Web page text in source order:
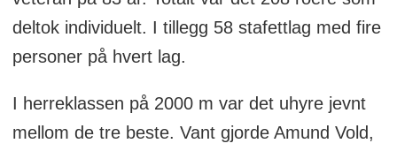
deltok individuelt. I tillegg 58 stafettlag med fire
personer på hvert lag.
I herreklassen på 2000 m var det uhyre jevnt
mellom de tre beste. Vant gjorde Amund Vold,